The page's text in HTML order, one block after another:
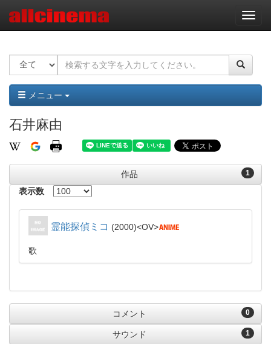
ナ
ビ
ー
ョ
ン
メニュー
石井麻由
1
作品
表示数
霊能探偵ミコ 2000 OV
歌
0
コメント
1
サウンド